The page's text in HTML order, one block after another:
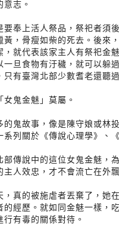
志。
要奉上活人祭品，祭祀者須
黃，骨瘦如柴的死去。後來
，就代表該家主人有祭祀金
一旦食物有汙穢，就可以躲
只有臺灣北部少數耆老還聽
女鬼金魅」莫屬。
的鬼故事，像是陳守娘或林
系列關於《傳說心理學》、
部傳說中的這位女鬼金魅，
主人效忠，才不會流亡在外
，真的被施虐者丟棄了，她
的經歷。就如同金魅一樣，
行有毒的關係對待。